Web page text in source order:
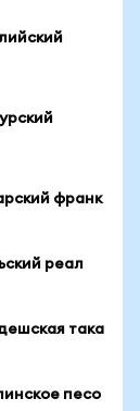
франк
реал
така
песо